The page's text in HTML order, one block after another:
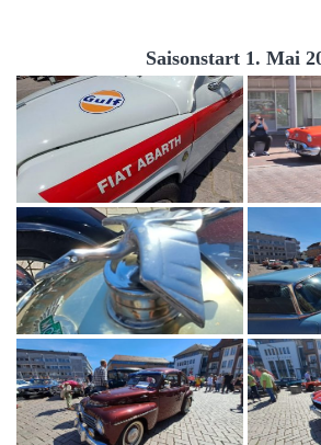
Saisonstart 1. Mai